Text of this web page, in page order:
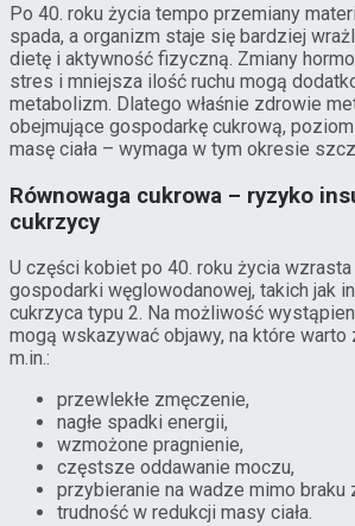
Po 40. roku życia tempo przemiany
spada, a organizm staje się bardziej
dietę i aktywność fizyczną. Zmiany
stres i mniejsza ilość ruchu mogą
metabolizm. Dlatego właśnie zdrowie
obejmujące gospodarkę cukrową,
masę ciała – wymaga w tym okresie
Równowaga cukrowa – ryzyko
cukrzycy
U części kobiet po 40. roku życia
gospodarki węglowodanowej, takich jak
cukrzyca typu 2. Na możliwość
mogą wskazywać objawy, na które warto
m.in.:
przewlekłe zmęczenie,
nagłe spadki energii,
wzmożone pragnienie,
częstsze oddawanie moczu,
przybieranie na wadze mimo braku
trudność w redukcji masy ciała.